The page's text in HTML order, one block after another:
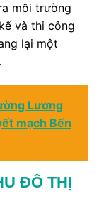
môi trường
và thi công
lại một
Lương
mạch Bến
ĐÔ THỊ